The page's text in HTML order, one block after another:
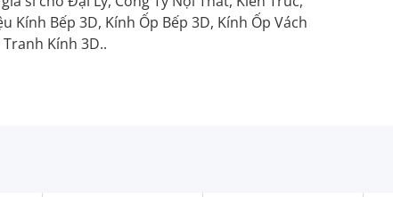
Kính Bếp 3D, Kính Ốp Bếp 3D, Kính Ốp Vách
Tranh Kính 3D..